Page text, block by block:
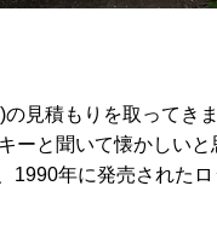
見積もりを取ってき
ーと聞いて懐かしい
1990年に発売された